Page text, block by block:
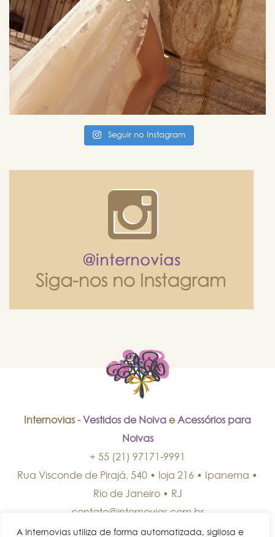
A Internovias utiliza de forma automatizada, sigilosa e
Seguir no Instagram
Internovias - Vestidos de Noiva e Acessórios para
Noivas
+ 55 (21) 97171-9991
Rua Visconde de Pirajá, 540 • loja 216 • Ipanema •
Rio de Janeiro• RJ
contato@internovias.com.br